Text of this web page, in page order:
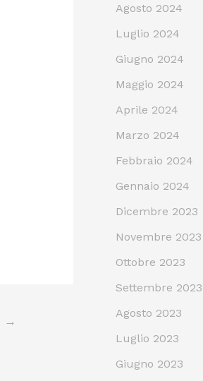
→
Agosto 2024
Luglio 2024
Giugno 2024
Maggio 2024
Aprile 2024
Marzo 2024
Febbraio 2024
Gennaio 2024
Dicembre 2023
Novembre 2023
Ottobre 2023
Settembre 2023
Agosto 2023
Luglio 2023
Giugno 2023